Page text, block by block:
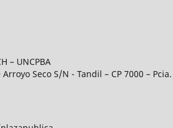
– UNCPBA
Seco S/N - Tandil – CP 7000 –